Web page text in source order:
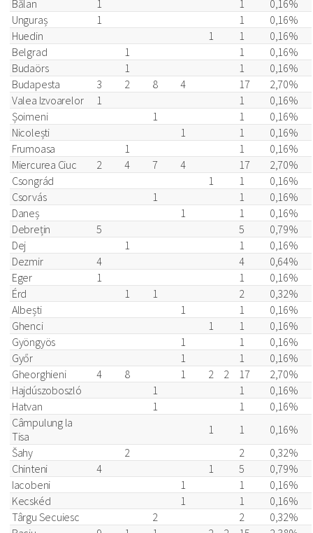
Bălan 1 1
0,16%
Unguraș
1 1
0,16%
Huedin
1 1
0,16%
Belgrad
1 1
0,16%
Budaörs
1 1
0,16%
Budapesta
3 2 8 4 17
2,70%
Valea Izvoarelor
1 1
0,16%
Șoimeni
1 1
0,16%
Nicolești
1 1
0,16%
Frumoasa
1 1
0,16%
Miercurea Ciuc
2 4 7 4 17
2,70%
Csongrád
1 1
0,16%
Csorvás
1 1
0,16%
Daneș
1 1
0,16%
Debrețin
5 5
0,79%
Dej
1 1
0,16%
Dezmir
4 4
0,64%
Eger
1 1
0,16%
Érd
1 1 2
0,32%
Albești
1 1
0,16%
Ghenci
1 1
0,16%
Gyöngyös
1 1
0,16%
Győr
1 1
0,16%
Gheorghieni
4 8 1 2 2 17
2,70%
Hajdúszoboszló
1 1
0,16%
Hatvan
1 1
0,16%
Câmpulung la
Tisa
1 1
0,16%
Šahy
2 2
0,32%
Chinteni
4 1 5
0,79%
Iacobeni
1 1
0,16%
Kecskéd
1 1
0,16%
Târgu Secuiesc
2 2
0,32%